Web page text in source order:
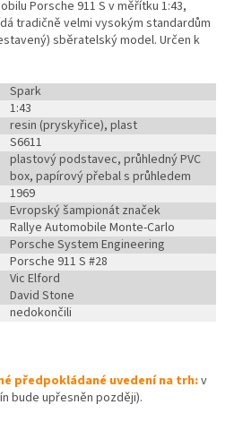
Porsche 911 S v měřítku 1:43,
tradičně velmi vysokým standardům
sběratelský model. Určen k
Spark
1:43
resin (pryskyřice), plast
S6611
plastový podstavec, průhledný PVC
box, papírový přebal s průhledem
1969
Evropský šampionát značek
Rallye Automobile Monte-Carlo
Porsche System Engineering
Porsche 911 S #28
Vic Elford
David Stone
nedokončili
předpokládané uvedení na trh: v
bude upřesněn později).